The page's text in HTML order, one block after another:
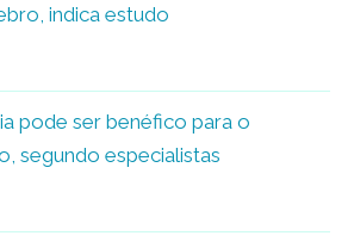
indica estudo
pode ser benéfico para o
segundo especialistas